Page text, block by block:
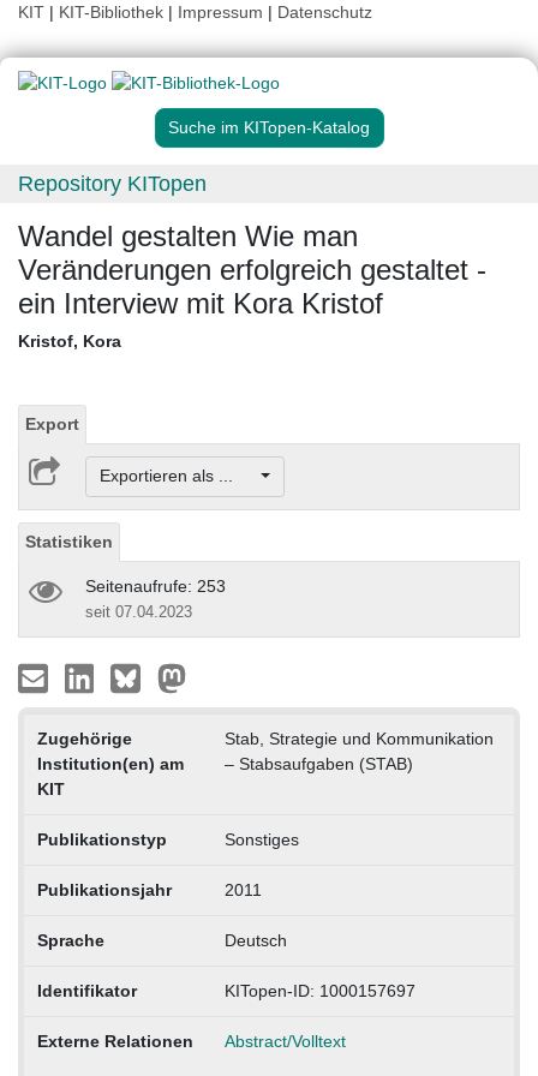
KIT | KIT-Bibliothek | Impressum | Datenschutz
Suche im KITopen-Katalog
Repository KITopen
Wandel gestalten Wie man
Veränderungen erfolgreich gestaltet -
ein Interview mit Kora Kristof
Kristof, Kora
Export
Exportieren als ...
Statistiken
Seitenaufrufe: 253
seit 07.04.2023
Zugehörige
Institution(en) am
KIT
Stab, Strategie und Kommunikation
– Stabsaufgaben (STAB)
Publikationstyp Sonstiges
Publikationsjahr 2011
Sprache Deutsch
Identifikator KITopen-ID: 1000157697
Externe Relationen Abstract/Volltext